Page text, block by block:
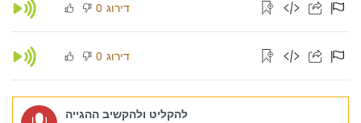
0 דירוג
0 דירוג
להקליט ולהקשיב ההגייה